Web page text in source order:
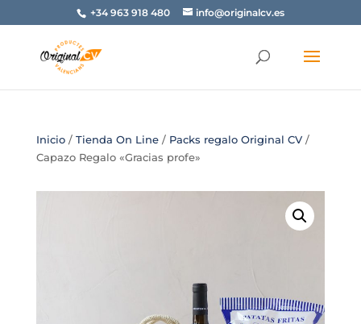
+34 963 918 480 info@originalcv.es
Inicio/ Tienda On Line/ Packs regalo Original CV/
Capazo Regalo «Gracias profe»